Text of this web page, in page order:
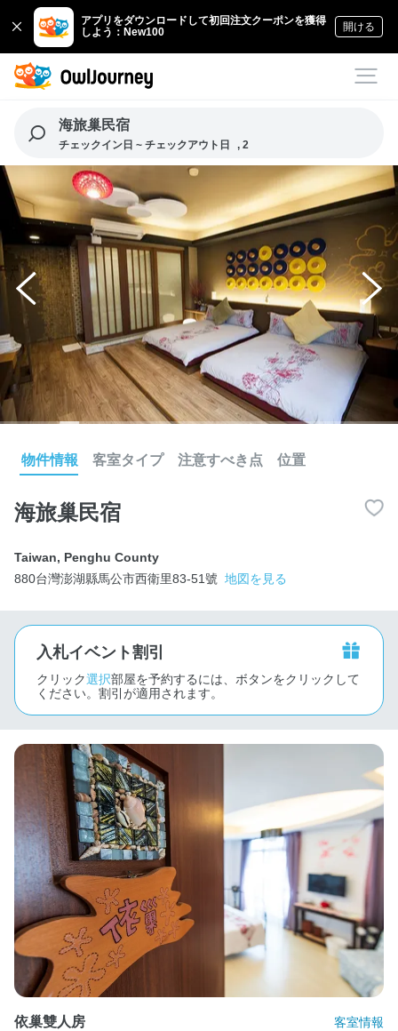
アプリをダウンロードして初回注文クーポンを獲得
しよう：New100
開ける
海旅巢民宿
チェックイン日 ~ チェックアウト日 , 2
物件情報 客室タイプ 注意すべき点 位置
海旅巢民宿
Taiwan, Penghu County
880台灣澎湖縣馬公市西衛里83-51號 地図を見る
入札イベント割引
クリック選択部屋を予約するには、ボタンをクリックして
ください。割引が適用されます。
依巢雙人房 客室情報